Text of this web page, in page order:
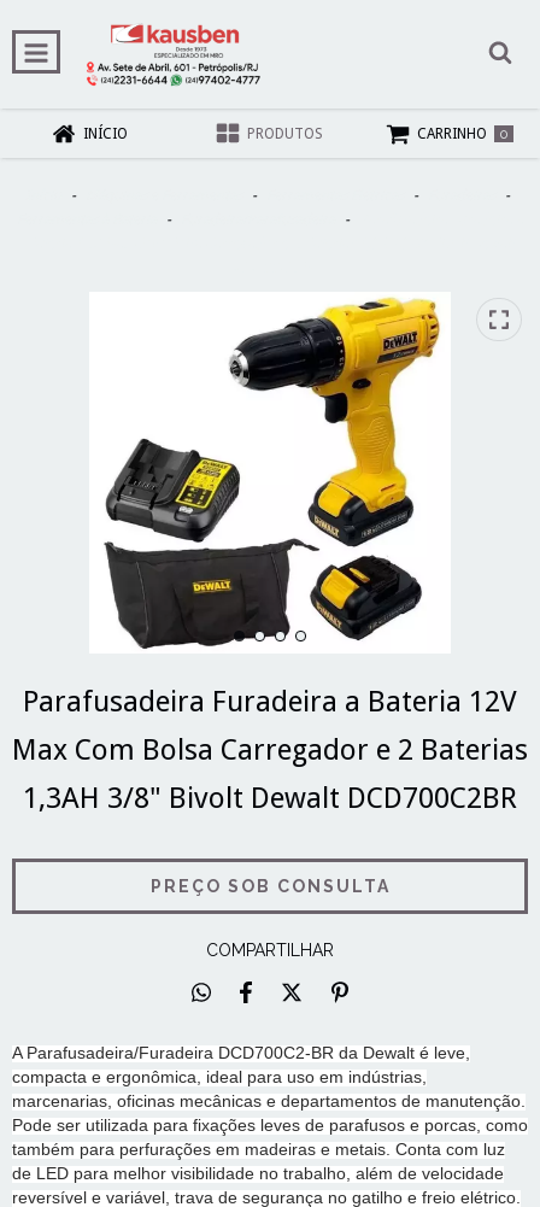
INÍCIO PRODUTOS CARRINHO 0
- - -
-
- -
Parafusadeira Furadeira a Bateria 12V
Max Com Bolsa Carregador e 2 Baterias
1,3AH 3/8" Bivolt Dewalt DCD700C2BR
COMPARTILHAR
A Parafusadeira/Furadeira DCD700C2-BR da Dewalt é leve,
compacta e ergonômica, ideal para uso em indústrias,
marcenarias, oficinas mecânicas e departamentos de manutenção.
Pode ser utilizada para fixações leves de parafusos e porcas, como
também para perfurações em madeiras e metais. Conta com luz
de LED para melhor visibilidade no trabalho, além de velocidade
reversível e variável, trava de segurança no gatilho e freio elétrico.